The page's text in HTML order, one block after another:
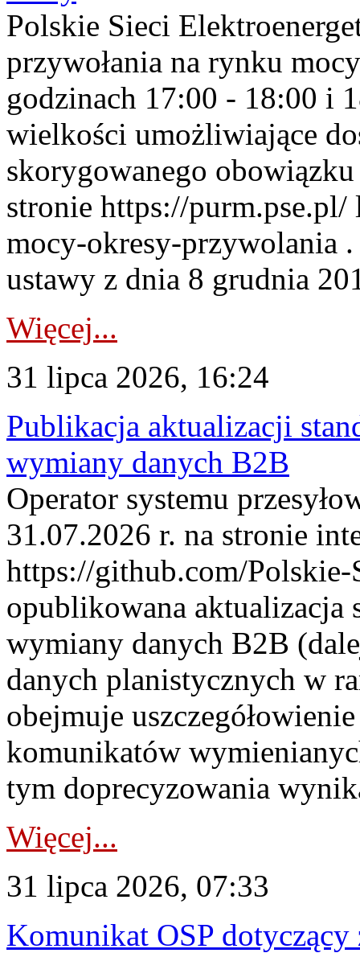
Polskie Sieci
przywołania na rynku
godzinach 17:00 - 18:00 i
wielkości umożliwiające
skorygowanego
stronie https://
mocy-okresy-przywolania
ustawy z dnia 8 grudnia
Więcej...
31 lipca 2026, 16:24
Publikacja aktualizacji
wymiany danych B2B
Operator systemu
31.07.2026 r. na stronie
https://github.com/Polskie-
opublikowana aktualizacja
wymiany danych B2B
danych planistycznych w
obejmuje
komunikatów
tym doprecyzowania
Więcej...
31 lipca 2026, 07:33
Komunikat OSP dotyczący